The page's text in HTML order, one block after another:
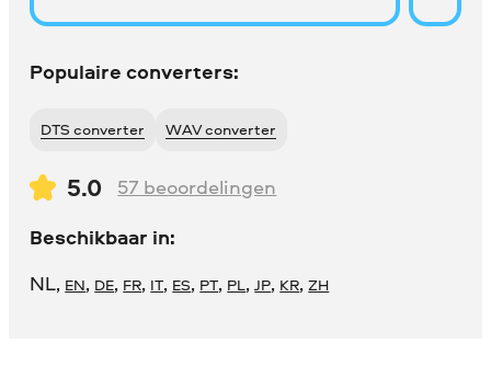
Populaire converters:
DTS converter WAV converter
5.0 57 beoordelingen
Beschikbaar in:
NL, EN, DE, FR, IT, ES, PT, PL,JP, KR,ZH